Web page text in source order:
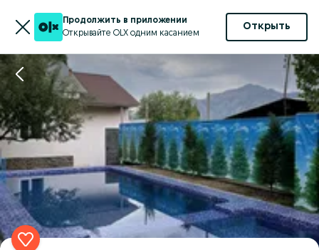
Продолжить в приложении
Открывайте OLX одним касанием
Открыть